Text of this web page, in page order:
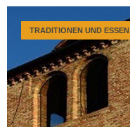
TRADITIONEN UND ESSEN